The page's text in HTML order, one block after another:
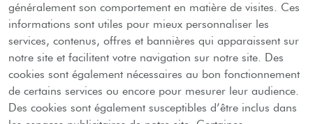
généralement son comportement en matière de visites. Ces
informations sont utiles pour mieux personnaliser les
services, contenus, offres et bannières qui apparaissent sur
notre site et facilitent votre navigation sur notre site. Des
cookies sont également nécessaires au bon fonctionnement
de certains services ou encore pour mesurer leur audience.
Des cookies sont également susceptibles d’être inclus dans